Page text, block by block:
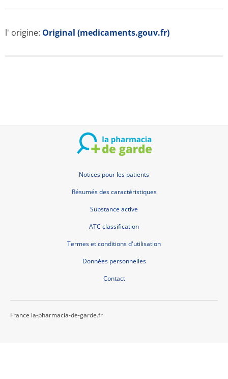
l' origine: Original (medicaments.gouv.fr)
Notices pour les patients
Résumés des caractéristiques
Substance active
ATC classification
Termes et conditions d'utilisation
Données personnelles
Contact
France la-pharmacia-de-garde.fr